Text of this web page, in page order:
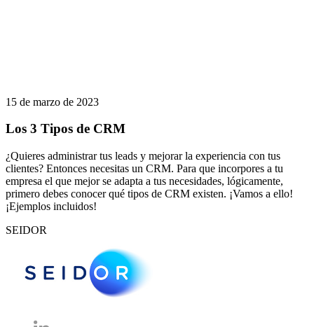
15 de marzo de 2023
Los 3 Tipos de CRM
¿Quieres administrar tus leads y mejorar la experiencia con tus
clientes? Entonces necesitas un CRM. Para que incorpores a tu
empresa el que mejor se adapta a tus necesidades, lógicamente,
primero debes conocer qué tipos de CRM existen. ¡Vamos a ello!
¡Ejemplos incluidos!
SEIDOR